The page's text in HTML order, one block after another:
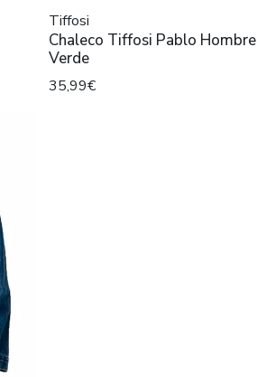
Tiffosi
Chaleco Tiffosi Pablo Hombre
Verde
35,99€